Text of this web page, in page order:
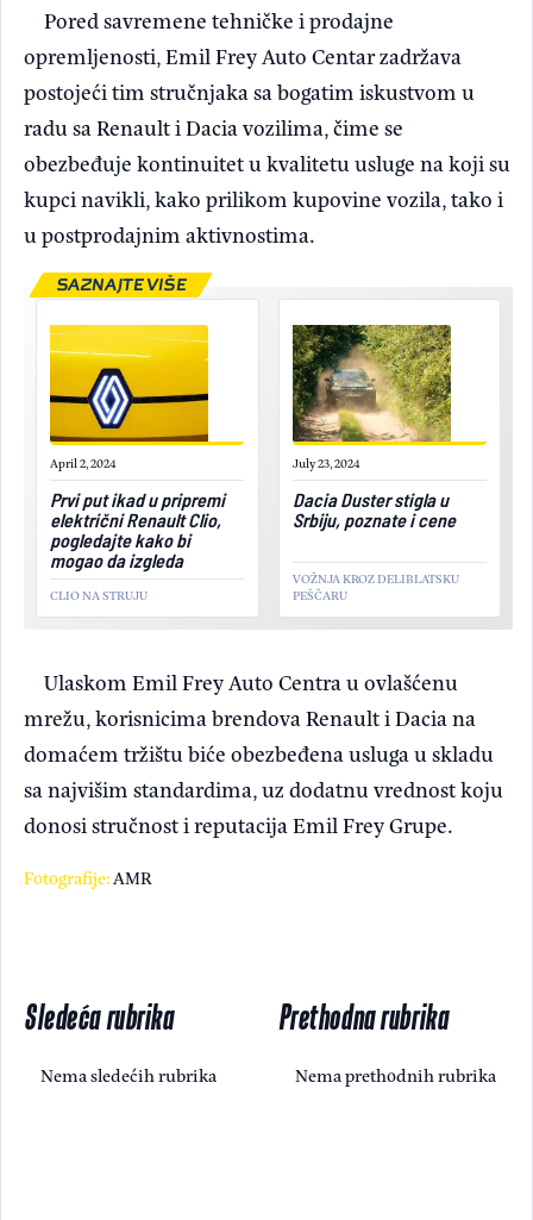
Pored savremene tehničke i prodajne
opremljenosti, Emil Frey Auto Centar zadržava
postojeći tim stručnjaka sa bogatim iskustvom u
radu sa Renault i Dacia vozilima, čime se
obezbeđuje kontinuitet u kvalitetu usluge na koji su
kupci navikli, kako prilikom kupovine vozila, tako i
u postprodajnim aktivnostima.
April 2, 2024
Prvi put ikad u pripremi
električni Renault Clio,
pogledajte kako bi
mogao da izgleda
CLIO NA STRUJU
July 23, 2024
Dacia Duster stigla u
Srbiju, poznate i cene
VOŽNJA KROZ DELIBLATSKU
PEŠČARU
SAZNAJTE VIŠE
Ulaskom Emil Frey Auto Centra u ovlašćenu
mrežu, korisnicima brendova Renault i Dacia na
domaćem tržištu biće obezbeđena usluga u skladu
sa najvišim standardima, uz dodatnu vrednost koju
donosi stručnost i reputacija Emil Frey Grupe.
Fotografije:AMR
Sledeća rubrika
Nema sledećih rubrika
Prethodna rubrika
Nema prethodnih rubrika